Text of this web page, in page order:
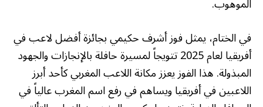
في الختام، يمثل فوز أشرف حكيمي بجائزة أفضل لاعب في
أفريقيا لعام 2025 تتويجاً لمسيرة حافلة بالإنجازات والجهود
المبذولة. هذا الفوز يعزز مكانة اللاعب المغربي كأحد أبرز
اللاعبين في أفريقيا ويساهم في رفع اسم المغرب عالياً في